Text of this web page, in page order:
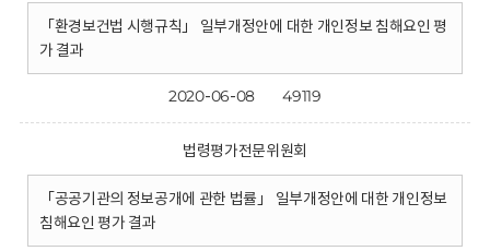
「환경보건법 시행규칙」 일부개정안에 대한 개인정보 침해요인 평
가 결과
2020-06-08 49119
법령평가전문위원회
「공공기관의 정보공개에 관한 법률」 일부개정안에 대한 개인정보
침해요인 평가 결과